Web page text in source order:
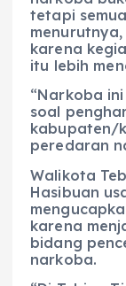
tetapi
karena
itu lebih
“Narkoba
soal
kabupaten/
peredaran
Walikota
Hasibuan
karena
bidang
narkoba.